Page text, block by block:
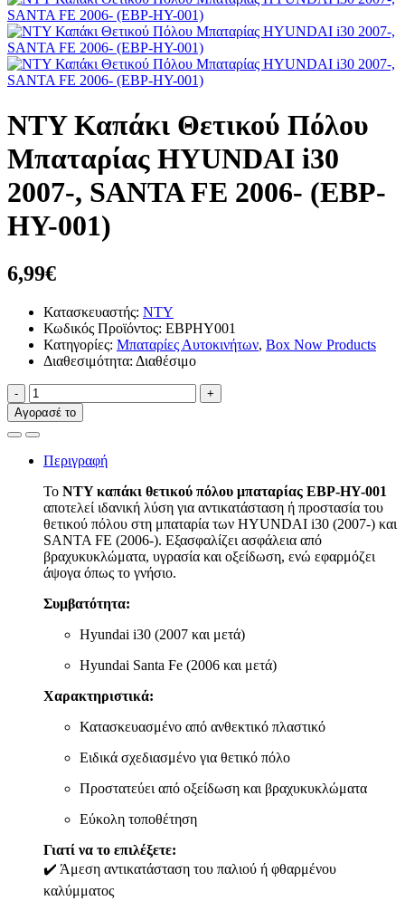
NTY Καπάκι Θετικού Πόλου
Μπαταρίας HYUNDAI i30
2007-, SANTA FE 2006- (EBP-
HY-001)
6,99€
Κατασκευαστής: NTY
Κωδικός Προϊόντος: EBPHY001
Κατηγορίες: Μπαταρίες Αυτοκινήτων, Box Now Products
Διαθεσιμότητα: Διαθέσιμο
-
+
Αγορασέ το
Περιγραφή
Το NTY καπάκι θετικού πόλου μπαταρίας EBP-HY-001
αποτελεί ιδανική λύση για αντικατάσταση ή προστασία του
θετικού πόλου στη μπαταρία των HYUNDAI i30 (2007-) και
SANTA FE (2006-). Εξασφαλίζει ασφάλεια από
βραχυκυκλώματα, υγρασία και οξείδωση, ενώ εφαρμόζει
άψογα όπως το γνήσιο.
Συμβατότητα:
Hyundai i30 (2007 και μετά)
Hyundai Santa Fe (2006 και μετά)
Χαρακτηριστικά:
Κατασκευασμένο από ανθεκτικό πλαστικό
Ειδικά σχεδιασμένο για θετικό πόλο
Προστατεύει από οξείδωση και βραχυκυκλώματα
Εύκολη τοποθέτηση
Γιατί να το επιλέξετε:
✔️ Άμεση αντικατάσταση του παλιού ή φθαρμένου
καλύμματος